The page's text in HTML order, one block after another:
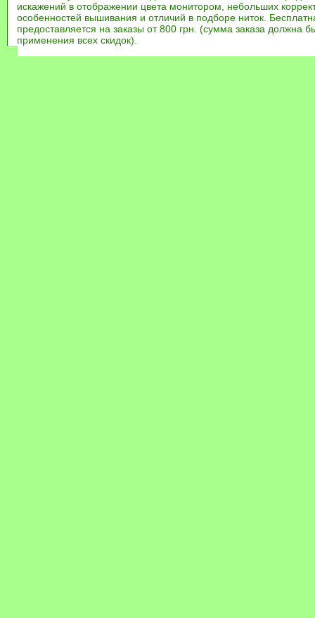
искажений в отображении цвета монитором, небольших
особенностей вышивания и отличий в подборе ниток.
предоставляется на заказы от 800 грн. (сумма заказа должна
применения всех скидок).